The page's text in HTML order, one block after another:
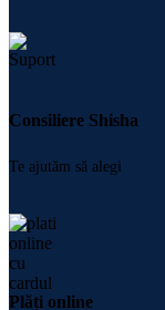
Consiliere Shisha
Te ajutăm să alegi
Plăți online